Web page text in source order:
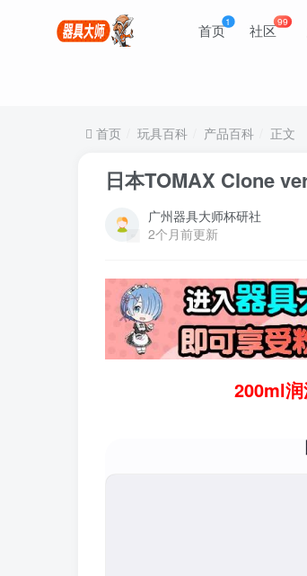
首页1 社区99
首页 玩具百科 产品百科 正文
日本TOMAX Clone
广州器具大师杯研社
2个月前更新
200ml